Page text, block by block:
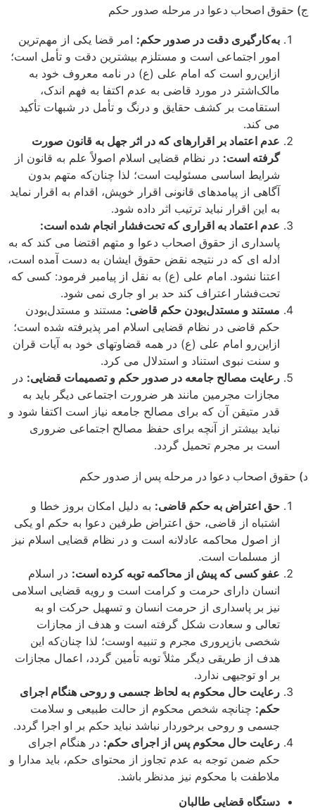
اصحاب دعوا در مرحله صدور حکم
به‌کارگیری دقت در صدور حکم:امر قضا یکی از مهم‌ترین
امور اجتماعی است و مستلزم بیشترین دقت و تأمل است؛
ازاین‌رو است که امام علی (ع) در نامه معروف خود به
مالک‌اشتر در مورد قاضی به عدم اکتفا به فهم اندک،
استقامت بر کشف حقایق و درنگ و تأمل در شبهات تأکید
می­ کند.
عدم اعتماد بر اقرارهای که در اثر جهل به قانون صورت
گرفته است:در نظام قضایی اسلام اصولاً علم به قانون از
شرایط اساسی مسئولیت است؛ لذا چنان‌که متهم بدون
آگاهی از پیامدهای قانونی اقرار خویش، اقدام به اقرار نماید
به این اقرار نباید ترتیب اثر داده شود.
عدم اعتماد به اقراری که تحت‌فشار انجام شده است:
پاسداری از حقوق اصحاب دعوا و متهم اقتضا می ­کند که به
ادله ­ای که در نتیجه نقض حقوق ایشان به دست آمده است،
اعتنا نشود. امام علی (ع) به نقل از پیامبر فرمود: کسی که
تحت‌فشار اعتراف کند حد بر او جاری نمی ­شود.
مستند و مستدل‌بودن حکم قاضی:مستند و مستدل‌بودن
حکم قاضی در نظام قضایی اسلام امر پذیرفته شده است؛
ازاین‌رو امام علی (ع) در همه قضاوت­های خود به آیات قران
و سنت نبوی استناد و استدلال می­ کرد.
رعایت مصالح جامعه در صدور حکم و تصمیمات قضایی:در
مجازات مجرمین مانند هر ضرورت اجتماعی دیگر باید به
قدر متیقن آن که برای مصالح جامعه نیاز است اکتفا شود و
نباید بیشتر از آنچه برای حفظ مصالح اجتماعی ضروری
است بر مجرم تحمیل گردد.
اصحاب دعوا در مرحله پس از صدور حکم
حق اعتراض به حکم قاضی:به دلیل امکان بروز خطا و
اشتباه از قاضی، حق اعتراض طرفین دعوا به حکم او یکی
از اصول محاکمه عادلانه است و در نظام قضایی اسلام نیز
از مسلمات است.
عفو کسی که پیش از محاکمه توبه کرده است:در اسلام
انسان دارای حرمت و کرامت است و رویه قضایی اسلامی
نیز بر پاسداری از حرمت انسان و تسهیل حرکت او به
تعالی و سعادت شکل گرفته است و هدف از مجازات
شخصی بازپروری مجرم و تنبیه اوست؛ لذا چنان‌که این
هدف از طریقی دیگر مثلاً توبه تأمین گردد، اعمال مجازات
بر او توجیهی ندارد.
رعایت حال محکوم به لحاظ جسمی و روحی هنگام اجرای
حکم:چنانچه شخص محکوم از حالت طبیعی و سلامت
جسمی و روحی برخوردار نباشد نباید حکم بر او اجرا گردد.
رعایت حال محکوم پس از اجرای حکم:در هنگام اجرای
حکم ضمن توجه به عدم تجاوز از محتوای حکم، باید مدارا و
ملاطفت با محکوم نیز مدنظر باشد.
دستگاه قضایی طالبان